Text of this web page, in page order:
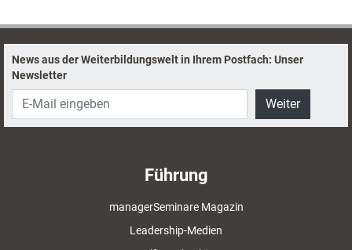
News aus der Weiterbildungswelt in Ihrem Postfach: Unser
Newsletter
Weiter
Führung
managerSeminare Magazin
Leadership-Medien